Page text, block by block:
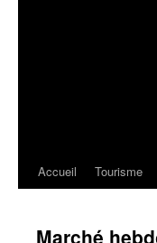
Accueil Tourisme
Marché